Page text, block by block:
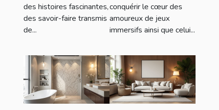
culinaires
des histoires fascinantes,
des savoir-faire transmis
de...
absolument !
conquérir le cœur des
amoureux de jeux
immersifs ainsi que celui...